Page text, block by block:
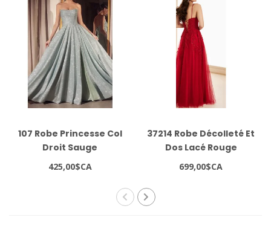
107 Robe Princesse Col
Droit Sauge
425,00$CA
37214 Robe Décolleté Et
Dos Lacé Rouge
699,00$CA